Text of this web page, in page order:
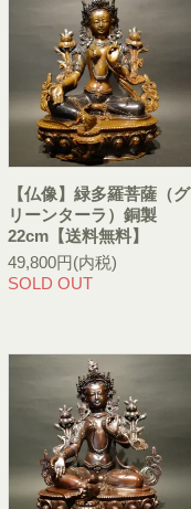
【仏像】緑多羅菩薩（グ
リーンターラ）銅製
22cm【送料無料】
49,800円(内税)
SOLD OUT